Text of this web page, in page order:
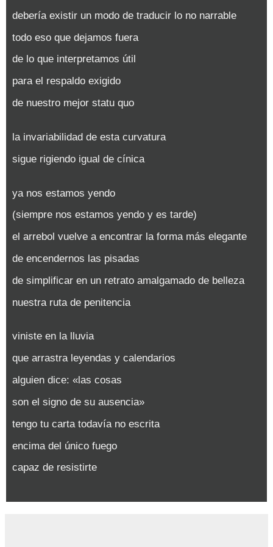
debería existir un modo de traducir lo no narrable
todo eso que dejamos fuera
de lo que interpretamos útil
para el respaldo exigido
de nuestro mejor statu quo
la invariabilidad de esta curvatura
sigue rigiendo igual de cínica
ya nos estamos yendo
(siempre nos estamos yendo y es tarde)
el arrebol vuelve a encontrar la forma más elegante
de encendernos las pisadas
de simplificar en un retrato amalgamado de belleza
nuestra ruta de penitencia
viniste en la lluvia
que arrastra leyendas y calendarios
alguien dice: «las cosas
son el signo de su ausencia»
tengo tu carta todavía no escrita
encima del único fuego
capaz de resistirte